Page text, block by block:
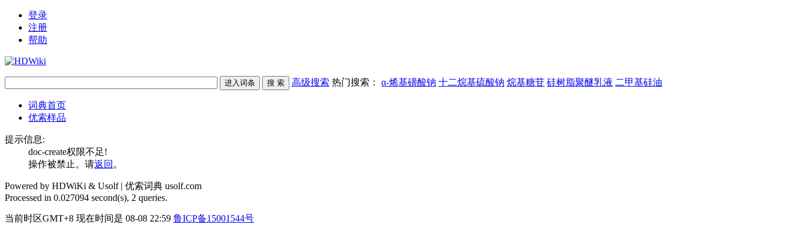
登录
注册
帮助
高级搜索 热门搜索： α-烯基磺酸钠 十二烷基硫酸钠 烷基糖苷 硅树脂聚醚乳液 二甲基硅油
词典首页
优索样品
提示信息:
doc-create权限不足!
操作被禁止。请返回 。
Powered by HDWiKi & Usolf | 优索词典 usolf.com
Processed in 0.027094 second(s), 2 queries.
当前时区GMT+8 现在时间是 08-08 22:59 鲁ICP备15001544号